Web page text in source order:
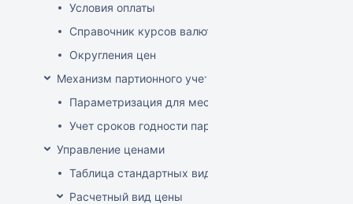
Условия оплаты
Справочник курсов валют
Округления цен
Механизм партионного учета
Параметризация для места хранения механизма
Учет сроков годности партий
Управление ценами
Таблица стандартных видов цен
Расчетный вид цены